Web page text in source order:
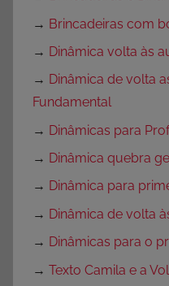
→ Brincadeiras com
→ Dinâmica volta às
→ Dinâmica de volta
Fundamental
→ Dinâmicas para
→ Dinâmica quebra
→ Dinâmica para
→ Dinâmica de volta
→ Dinâmicas para o
→ Texto Camila e a